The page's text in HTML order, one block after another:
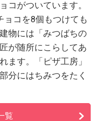
コがついています。
コを8個もつけても
物には「みつばちの
が随所にこらしてあ
ます。「ピザ工房」
分にはちみつをたく
覧